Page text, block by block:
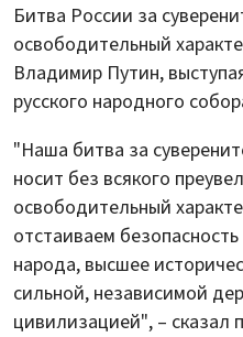
Битва России за
освободительный
Владимир Путин,
русского народного
"Наша битва за
носит без всякого
освободительный
отстаиваем
народа, высшее
сильной, независимой
цивилизацией", – сказал